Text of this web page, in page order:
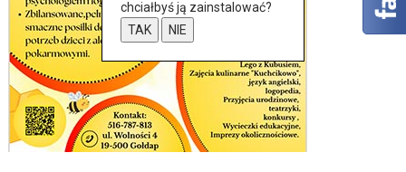
chciałbyś ją zainstalować?
TAK
NIE